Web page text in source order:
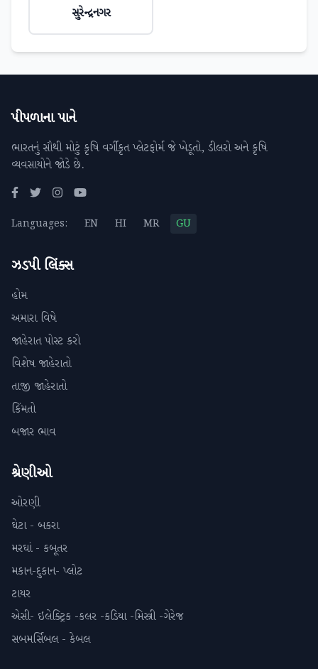
સુરેન્દ્રનગર
પીપળાના પાને
ભારતનું સૌથી મોટું કૃષિ વર્ગીકૃત પ્લેટફોર્મ જે ખેડૂતો, ડીલરો અને કૃષિ
વ્યવસાયોને જોડે છે.
Languages: EN HI MR GU
ઝડપી લિંક્સ
હોમ
અમારા વિષે
જાહેરાત પોસ્ટ કરો
વિશેષ જાહેરાતો
તાજી જાહેરાતો
કિંમતો
બજાર ભાવ
શ્રેણીઓ
ઓરણી
ઘેટા - બકરા
મરઘાં - કબૂતર
મકાન-દુકાન- પ્લોટ
ટાયર
એસી- ઇલેક્ટ્રિક -કલર -કડિયા -મિસ્ત્રી -ગેરેજ
સબમર્સિબલ - કેબલ